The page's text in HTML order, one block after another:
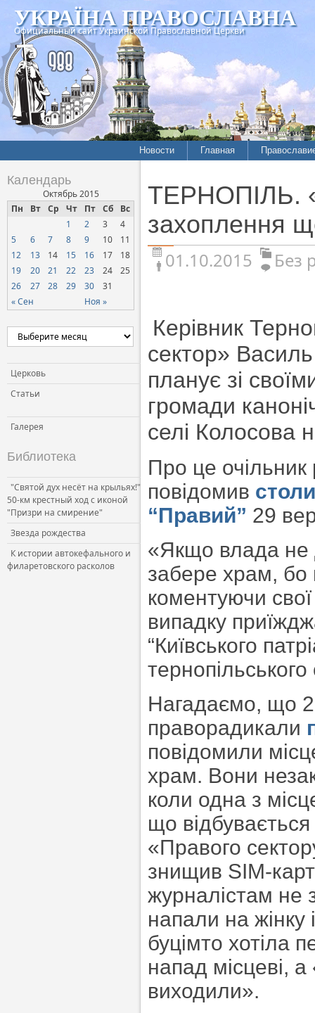
УКРАЇНА ПРАВОСЛАВНА
Официальный сайт Украинской Православной Церкви
Новости Главная
Календарь
Октябрь 2015
Пн
Вт Ср Чт Пт Сб Вс
« Сен Ноя »
1 2 3
4
5
6 7 8 9 10
11
12
13 14 15 16 17
18
19
20 21 22 23 24
25
26
27 28 29 30 31
Церковь
Статьи
Галерея
Библиотека
"Святой дух несёт на крыльях!"
50-км крестный ход с иконой
"Призри на смирение"
Звезда рождества
К истории автокефального и
филаретовского расколов
ТЕРНОПІЛЬ.
захоплення
01.10.2015 Без
Керівник
сектор»
планує зі
громади
селі Колосова
Про це очільник
повідомив
“Правий” 29
«Якщо влада не
забере храм, бо
коментуючи
випадку
“Київського
Нагадаємо, що
праворадикали
повідомили
храм. Вони
коли одна з
що
«Правого
знищив SIM-
журналістам не
напали на
буцімто хотіла
напад місцеві,
виходили».